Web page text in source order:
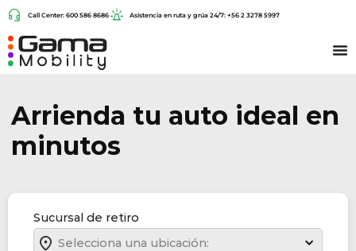
Call Center: 600 586 8686 Asistencia en ruta y grúa 24/7: +56 2 3278 5997
Arrienda tu auto ideal en
minutos
Sucursal de retiro
Selecciona una ubicación: